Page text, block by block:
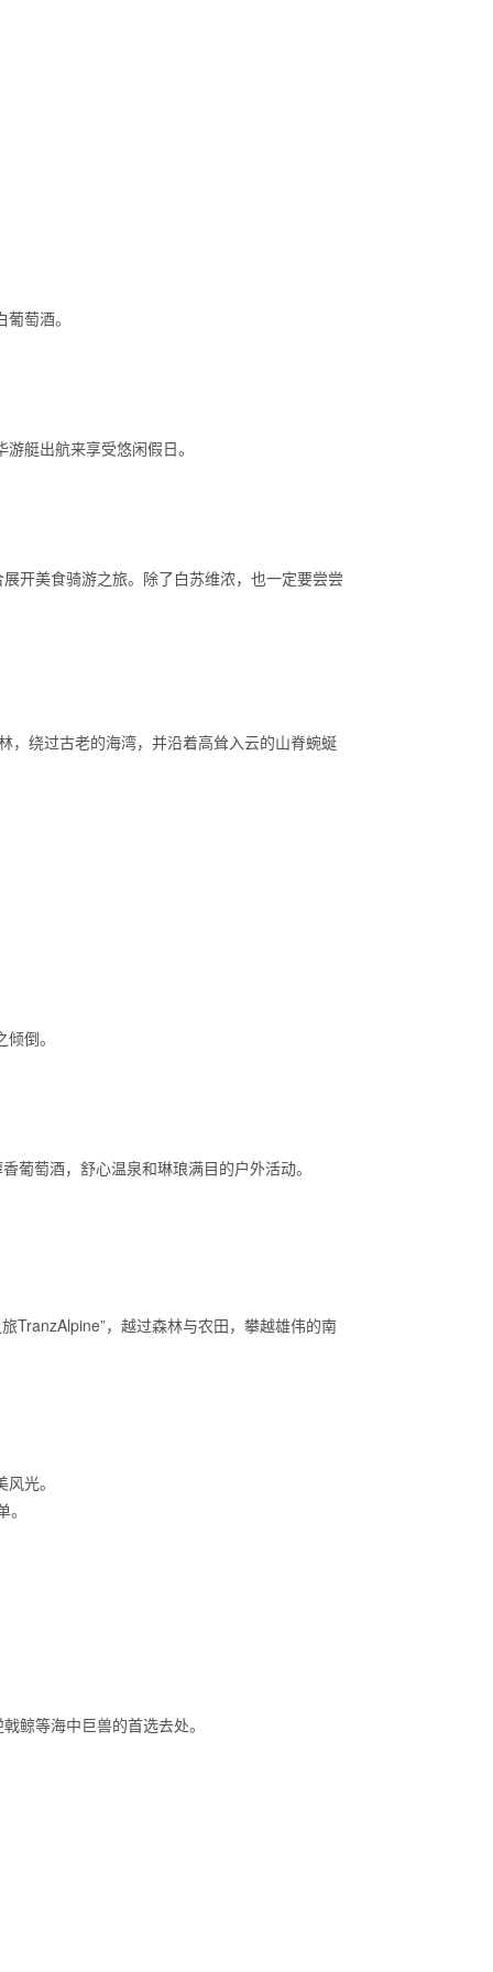
萄酒。
艇出航来享受悠闲假日。
开美食骑游之旅。除了白苏维浓，也一定要尝尝
，绕过古老的海湾，并沿着高耸入云的山脊蜿蜒
倒。
葡萄酒，舒心温泉和琳琅满目的户外活动。
TranzAlpine”，越过森林与农田，攀越雄伟的南
光。
鲸等海中巨兽的首选去处。